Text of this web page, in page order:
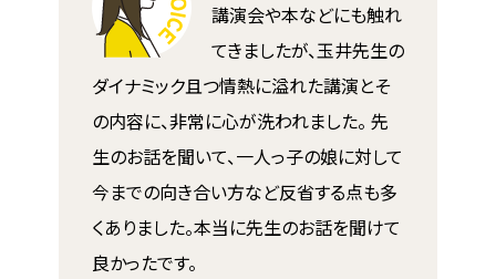
講演会や本などにも触れ
てきましたが、玉井先生の
ダイナミック且つ情熱に溢れた講演とそ
の内容に、非常に心が洗われました。 先
生のお話を聞いて、一人っ子の娘に対して
今までの向き合い方など反省する点も多
くありました。本当に先生のお話を聞けて
良かったです。